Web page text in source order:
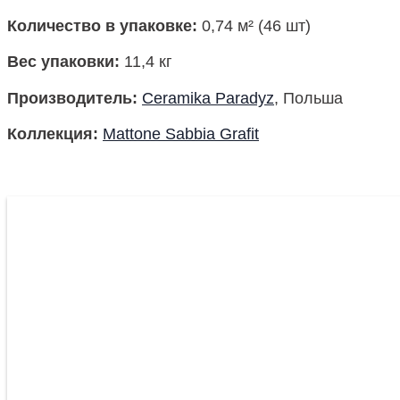
Количество в упаковке: 0,74 м² (46 шт)
Вес упаковки: 11,4 кг
Производитель: Ceramika Paradyz, Польша
Коллекция: Mattone Sabbia Grafit